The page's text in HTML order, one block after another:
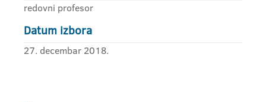
redovni profesor
Datum izbora
27. decembar 2018.